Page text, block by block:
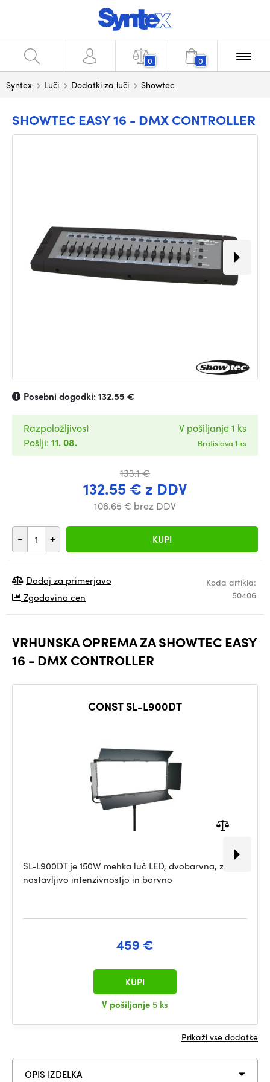
0 0
Syntex Luči Dodatki za luči Showtec
SHOWTEC EASY 16 - DMX CONTROLLER
Posebni dogodki:132.55 €
133.1 €
132.55 € z DDV
108.65 € brez DDV
- + KUPI
Razpoložljivost
Pošlji: 11. 08.
V pošiljanje 1 ks
Bratislava 1 ks
Koda artikla:
50406
Dodaj za primerjavo
Zgodovina cen
VRHUNSKA OPREMA ZA SHOWTEC EASY
16 - DMX CONTROLLER
CONST SL-L900DT
SL-L900DT je 150W mehka luč LED, dvobarvna, z
nastavljivo intenzivnostjo in barvno
459 €
V pošiljanje 5 ks
KUPI
Prikaži vse dodatke
OPIS IZDELKA